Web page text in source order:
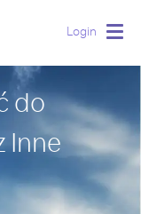
Login
do
Inne